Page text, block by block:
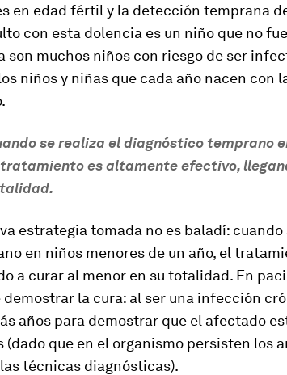
en edad fértil y la detección temprana
con esta dolencia es un niño que no
son muchos niños con riesgo de ser
niños y niñas que cada año nacen con
se realiza el diagnóstico temprano
es altamente efectivo,
estrategia tomada no es baladí:
en niños menores de un año, el
a curar al menor en su totalidad. En
demostrar la cura: al ser una infección
años para demostrar que el afectado
(dado que en el organismo persisten los
técnicas diagnósticas).